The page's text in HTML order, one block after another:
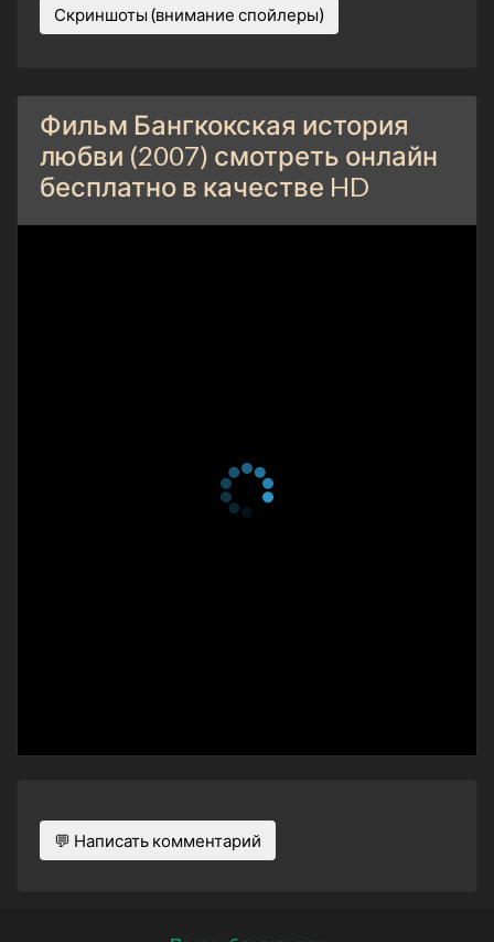
Скриншоты (внимание спойлеры)
Фильм Бангкокская история
любви (2007) смотреть онлайн
бесплатно в качестве HD
💬 Написать комментарий